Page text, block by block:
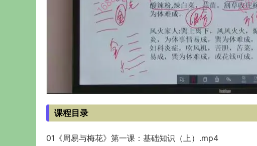
课程目录
01《周易与梅花》第一课：基础知识（上）.mp4